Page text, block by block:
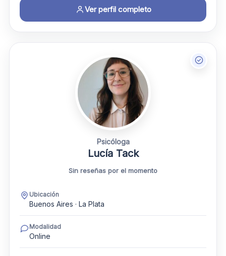
Ver perfil completo
Psicóloga
Lucía Tack
Sin reseñas por el momento
Ubicación
Buenos Aires · La Plata
Modalidad
Online